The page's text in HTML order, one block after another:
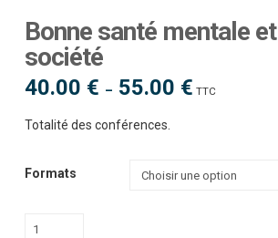
Bonne santé mentale et
société
40.00 € – 55.00 €Plage
de
TTC
Totalité des conférences.
Formats
quantité